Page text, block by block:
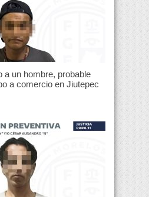
a un hombre, probable
a comercio en Jiutepec